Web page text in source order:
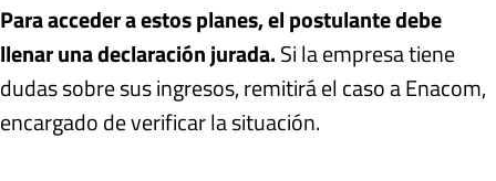
Para acceder a estos planes,el postulante debe
llenar una declaración jurada.Si la empresa tiene
dudas sobre sus ingresos, remitirá el caso a Enacom,
encargado de verificar la situación.